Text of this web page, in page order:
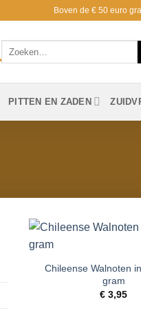
Boven de € 50 euro
naar:
PITTEN EN ZADEN
Chileense Walnoten
gram
€ 3,95